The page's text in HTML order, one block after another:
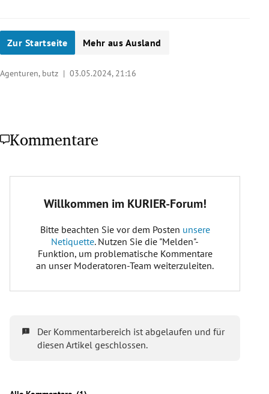
Zur Startseite Mehr aus Ausland
Agenturen, butz | 03.05.2024, 21:16
Kommentare